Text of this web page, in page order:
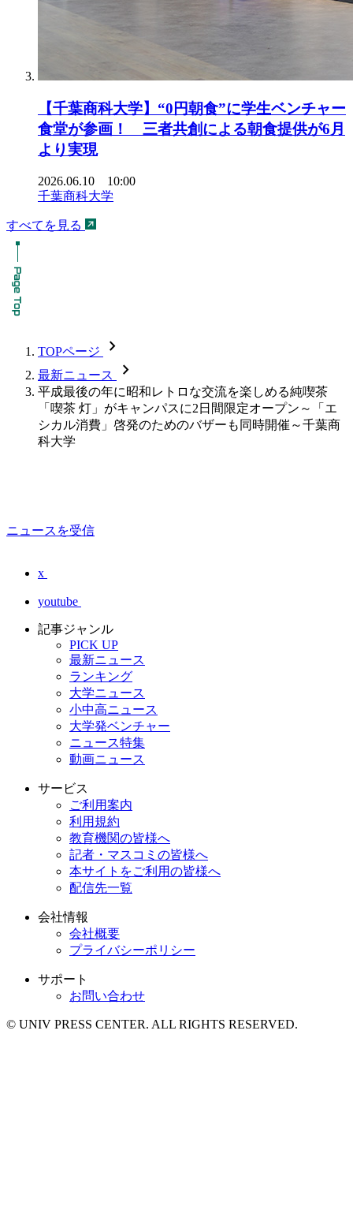
【千葉商科大学】“0円朝食”に学生ベンチャー
食堂が参画！ 三者共創による朝食提供が6月
より実現
2026.06.10 10:00
千葉商科大学
すべてを見る
TOPページ chevron_forward
最新ニュース chevron_forward
平成最後の年に昭和レトロな交流を楽しめる純喫茶
「喫茶 灯」がキャンパスに2日間限定オープン～「エ
シカル消費」啓発のためのバザーも同時開催～千葉商
科大学
ニュースを受信
x
youtube
記事ジャンル
PICK UP
最新ニュース
ランキング
大学ニュース
小中高ニュース
大学発ベンチャー
ニュース特集
動画ニュース
サービス
ご利用案内
利用規約
教育機関の皆様へ
記者・マスコミの皆様へ
本サイトをご利用の皆様へ
配信先一覧
会社情報
会社概要
プライバシーポリシー
サポート
お問い合わせ
© UNIV PRESS CENTER. ALL RIGHTS RESERVED.